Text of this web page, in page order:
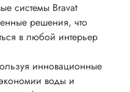
системы Bravat
решения, что
в любой интерьер
инновационные
воды и